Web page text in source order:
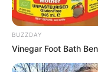
BUZZDAY
Vinegar Foot Bath